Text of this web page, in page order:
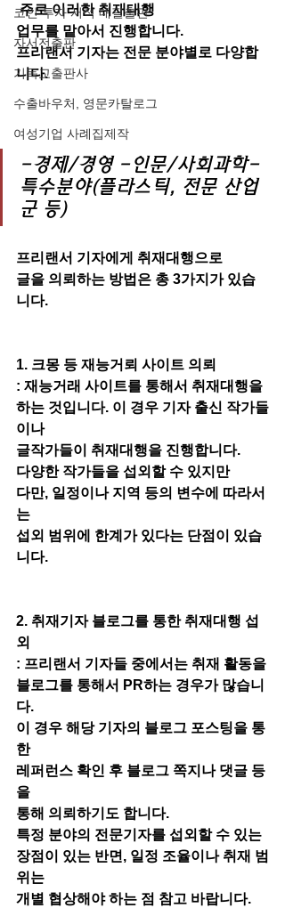
코인 투자 서적 대필출판
자서전출판
기독교출판사
수출바우처, 영문카탈로그
여성기업 사례집제작
주로 이러한 취재대행
업무를 맡아서 진행합니다.
프리랜서 기자는 전문 분야별로 다양합
니다.
-경제/경영 -인문/사회과학-
특수분야(플라스틱, 전문 산업
군 등)
프리랜서 기자에게 취재대행으로
글을 의뢰하는 방법은 총 3가지가 있습
니다.
1. 크몽 등 재능거뢰 사이트 의뢰
: 재능거래 사이트를 통해서 취재대행을
하는 것입니다. 이 경우 기자 출신 작가들
이나
글작가들이 취재대행을 진행합니다.
다양한 작가들을 섭외할 수 있지만
다만, 일정이나 지역 등의 변수에 따라서
는
섭외 범위에 한계가 있다는 단점이 있습
니다.
2. 취재기자 블로그를 통한 취재대행 섭
외
: 프리랜서 기자들 중에서는 취재 활동을
블로그를 통해서 PR하는 경우가 많습니
다.
이 경우 해당 기자의 블로그 포스팅을 통
한
레퍼런스 확인 후 블로그 쪽지나 댓글 등
을
통해 의뢰하기도 합니다.
특정 분야의 전문기자를 섭외할 수 있는
장점이 있는 반면, 일정 조율이나 취재 범
위는
개별 협상해야 하는 점 참고 바랍니다.